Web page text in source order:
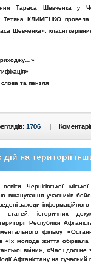
Тараса Шевченка у
Тетяна КЛИМЕНКО провела
Шевченка», класні
та пензля
1706 |
на території
Чернігівської
учасників
заходи інформаційного
статей, історичних
Республіки
фільму
«Їх молоде життя
війни», «Час і досі не
Афганістану на сучасний